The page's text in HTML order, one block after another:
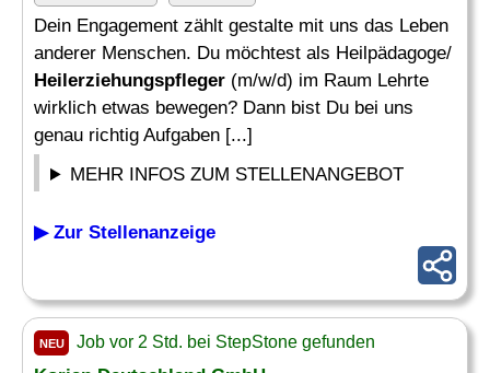
Dein Engagement zählt gestalte mit uns das Leben
anderer Menschen. Du möchtest als Heilpädagoge/
Heilerziehungspfleger (m/w/d) im Raum Lehrte
wirklich etwas bewegen? Dann bist Du bei uns
genau richtig Aufgaben [...]
MEHR INFOS ZUM STELLENANGEBOT
▶ Zur Stellenanzeige
NEU Job vor 2 Std. bei StepStone gefunden